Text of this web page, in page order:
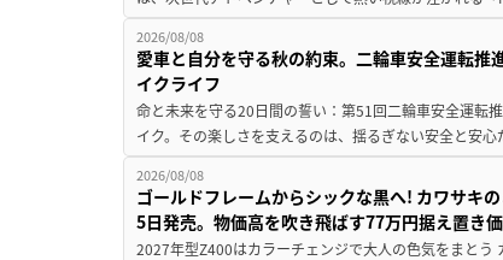
2026/08/08
愛車と自分を守る秋の約束。二輪車安全運転
イクライフ
命と未来を守る20日間の誓い：第51回二輪車安全運転
イク。その楽しさを支えるのは、揺るぎない安全と安
2026/08/08
ゴールドフレームからシックな黒へ! カワサキ
5日発売。物価高を吹き飛ばす77万円据え置き価
2027年型Z400はカラーチェンジで大人の色気をまとう